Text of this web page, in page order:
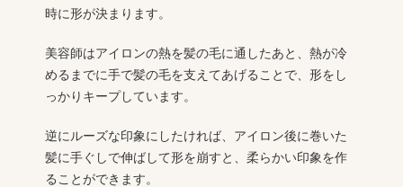
時に形が決まります。
美容師はアイロンの熱を髪の毛に通したあと、熱が冷
めるまでに手で髪の毛を支えてあげることで、形をし
っかりキープしています。
逆にルーズな印象にしたければ、アイロン後に巻いた
髪に手ぐしで伸ばして形を崩すと、柔らかい印象を作
ることができます。